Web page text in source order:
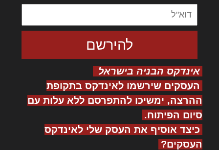
אינדקס הבניה בישראל
העסקים שירשמו לאינדקס בתקופת
ההרצה, ימשיכו להתפרסם ללא עלות עם
סיום הפיתוח.
כיצד אוסיף את העסק שלי לאינדקס
העסקים?